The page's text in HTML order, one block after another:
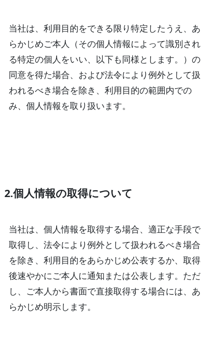
当社は、利用目的をできる限り特定したうえ、あ
らかじめご本人（その個人情報によって識別され
る特定の個人をいい、以下も同様とします。）の
同意を得た場合、および法令により例外として扱
われるべき場合を除き、利用目的の範囲内での
み、個人情報を取り扱います。
2.個人情報の取得について
当社は、個人情報を取得する場合、適正な手段で
取得し、法令により例外として扱われるべき場合
を除き、利用目的をあらかじめ公表するか、取得
後速やかにご本人に通知または公表します。ただ
し、ご本人から書面で直接取得する場合には、あ
らかじめ明示します。